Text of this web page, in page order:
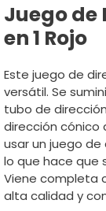
Juego de
en 1 Rojo
Este juego de
versátil. Se
tubo de
dirección cónico
usar un juego
lo que hace que
Viene completa
alta calidad y